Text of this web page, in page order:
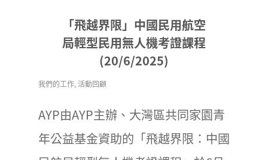
「飛越界限」中國民用航空
局輕型民用無人機考證課程
(20/6/2025)
我們的工作, 活動回顧
AYP由AYP主辦、大灣區共同家園青
年公益基金資助的「飛越界限：中國